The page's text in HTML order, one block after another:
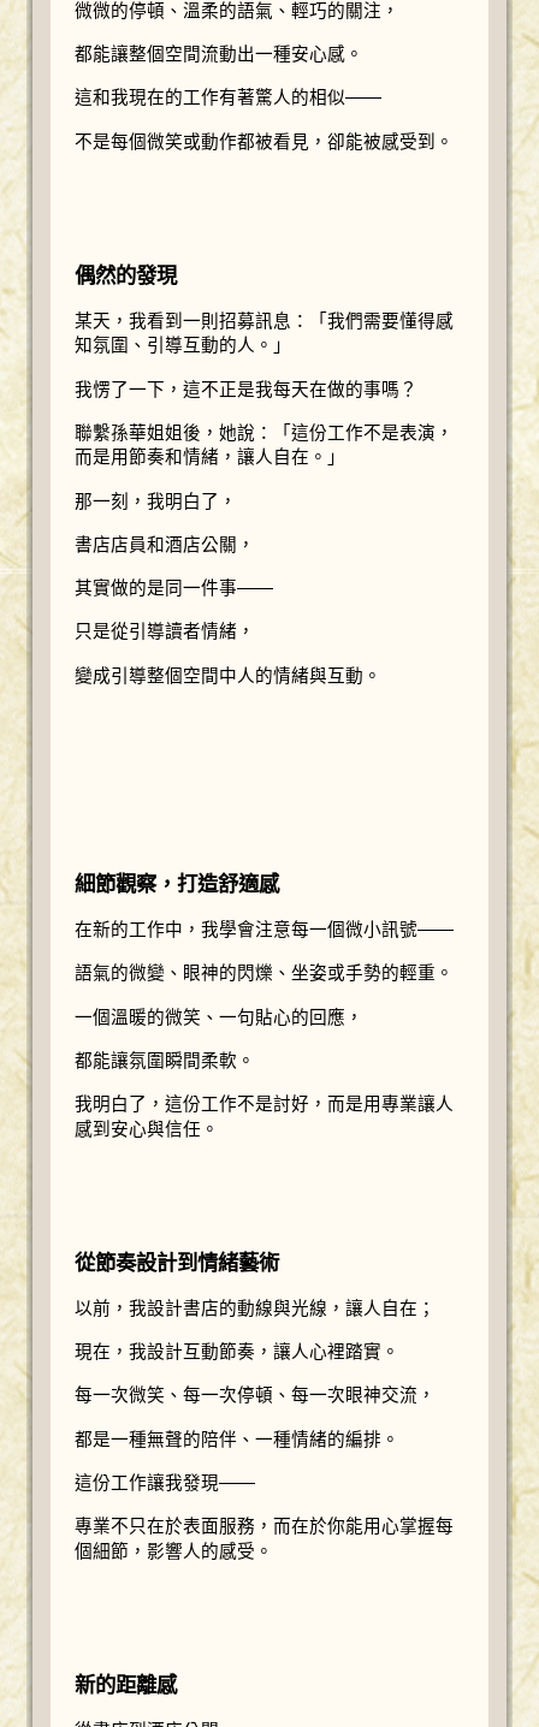
微微的停頓、溫柔的語氣、輕巧的關注，
都能讓整個空間流動出一種安心感。
這和我現在的工作有著驚人的相似——
不是每個微笑或動作都被看見，卻能被感受到。
偶然的發現
某天，我看到一則招募訊息：「我們需要懂得感
知氛圍、引導互動的人。」
我愣了一下，這不正是我每天在做的事嗎？
聯繫孫華姐姐後，她說：「這份工作不是表演，
而是用節奏和情緒，讓人自在。」
那一刻，我明白了，
書店店員和酒店公關，
其實做的是同一件事——
只是從引導讀者情緒，
變成引導整個空間中人的情緒與互動。
細節觀察，打造舒適感
在新的工作中，我學會注意每一個微小訊號——
語氣的微變、眼神的閃爍、坐姿或手勢的輕重。
一個溫暖的微笑、一句貼心的回應，
都能讓氛圍瞬間柔軟。
我明白了，這份工作不是討好，而是用專業讓人
感到安心與信任。
從節奏設計到情緒藝術
以前，我設計書店的動線與光線，讓人自在；
現在，我設計互動節奏，讓人心裡踏實。
每一次微笑、每一次停頓、每一次眼神交流，
都是一種無聲的陪伴、一種情緒的編排。
這份工作讓我發現——
專業不只在於表面服務，而在於你能用心掌握每
個細節，影響人的感受。
新的距離感